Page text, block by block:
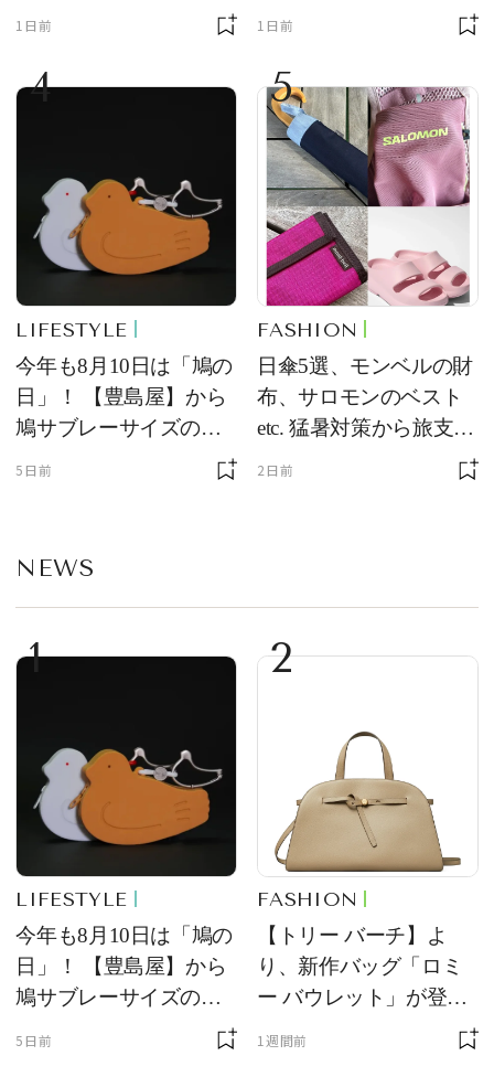
ー作の現場写真に反響
1日前
を初公開！ 本当に使え
ム
1日前
4
LIFESTYLE
今年も8月10日は「鳩の
日」！ 【豊島屋】から
鳩サブレーサイズのポ
ーチ「はとっこ」を限
5日前
5
FASHION
日傘5選、モンベルの財
布、サロモンのベスト
etc. 猛暑対策から旅支度
まで！ ｜今週の人気記
2日前
NEWS
1
LIFESTYLE
今年も8月10日は「鳩の
日」！ 【豊島屋】から
鳩サブレーサイズのポ
ーチ「はとっこ」を限
5日前
2
FASHION
【トリー バーチ】よ
り、新作バッグ「ロミ
ー バウレット」が登
場！ デザイン性と収納
1週間前